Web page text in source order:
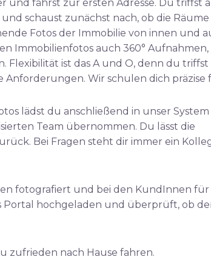
und fährst zur ersten Adresse. Du triffst
schaust zunächst nach, ob die Räume
Fotos der Immobilie von innen und
Immobilienfotos auch 360° Aufnahmen,
Flexibilität ist das A und O, denn du
Wir schulen dich präzise
lädst du anschließend in unser
Team übernommen. Du lässt die
Bei Fragen steht dir immer ein
fotografiert und bei den KundInnen für
Portal hochgeladen und überprüft, ob
zufrieden nach Hause fahren.